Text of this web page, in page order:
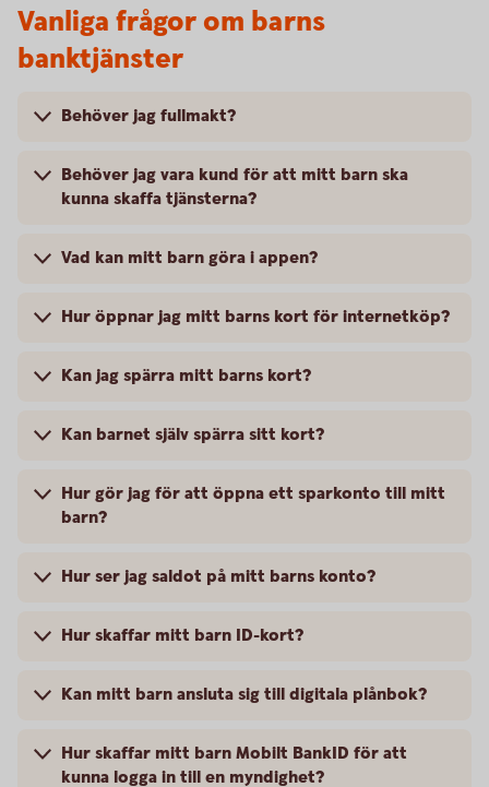
Vanliga frågor om barns
banktjänster
Behöver jag fullmakt?
Behöver jag vara kund för att mitt barn ska
kunna skaffa tjänsterna?
Vad kan mitt barn göra i appen?
Hur öppnar jag mitt barns kort för internetköp?
Kan jag spärra mitt barns kort?
Kan barnet själv spärra sitt kort?
Hur gör jag för att öppna ett sparkonto till mitt
barn?
Hur ser jag saldot på mitt barns konto?
Hur skaffar mitt barn ID-kort?
Kan mitt barn ansluta sig till digitala plånbok?
Hur skaffar mitt barn Mobilt BankID för att
kunna logga in till en myndighet?